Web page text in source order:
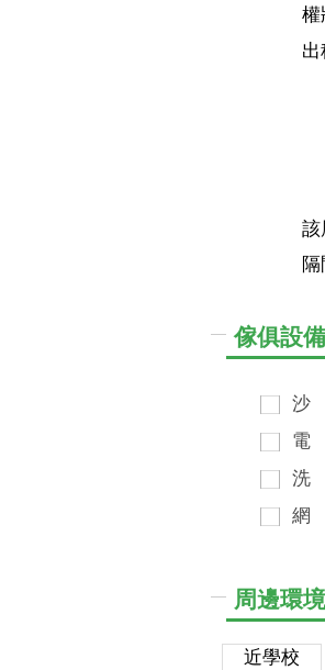
權
出
該
隔
傢俱設備
沙
電
洗
網
周邊環境
近學校